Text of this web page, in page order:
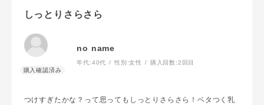
しっとりさらさら
no name
年代:40代 性別:女性 購入回数:2回目
つけすぎたかな？って思ってもしっとりさらさら！ベタつく乳